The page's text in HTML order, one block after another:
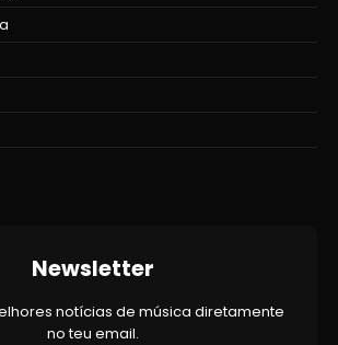
Newsletter
notícias de música diretamente
no teu email.